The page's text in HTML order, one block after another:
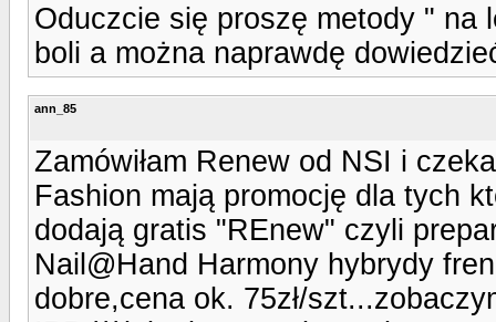
Oduczcie się proszę metody " na
boli a można naprawdę
ann_85
Zamówiłam Renew od NSI i
Fashion mają promocję dla tych
dodają gratis "REnew" czyli
Nail@Hand Harmony hybrydy
dobre,cena ok. 75zł/